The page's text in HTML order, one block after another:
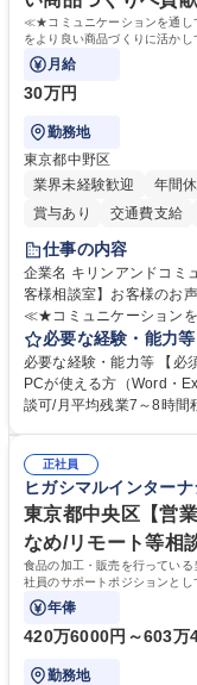
歴・資格 学歴：大学院
≪★コミュニケーションを通し
をより良い商品づくりに活か
月給
30万円
勤務地
東京都中野区
業界未経験歓迎
年間
賞与あり
交通費支給
仕事の内容
企業名 キリンアンドコミュニケー
客様相談室】お客様のお声を
≪★コミュニケーション
お客様のお声をより良い
様相談室でのお仕事です。 日々お客様からいただくキリングループへ
意見を、企業活動に活か
って対応、情報提供する
平均100件前後■メール・手紙：同上40件
相談室】お客様のお声を
必要な経験・能力等
必要な経験・能力等 【必
PCが使える方（Word・
談可/月平均残業7～8時間程度 【入社後の研修】着任から1か月
すのでご安心ください。
う会社として、お客様と
を込めてコミュニケーシ
す。 学歴・資格 学歴：大学院 大学 高専 短大 専修学校 高校 語学力： 資
格：
正社員
ヒガシマルインター
東京都中央区【営
なめ/リモート等相
食品の加工・販売を行ってい
社員のサポートポジションとし
事業の根幹を支えていただきま
年俸
420万6000円～603万
勤務地